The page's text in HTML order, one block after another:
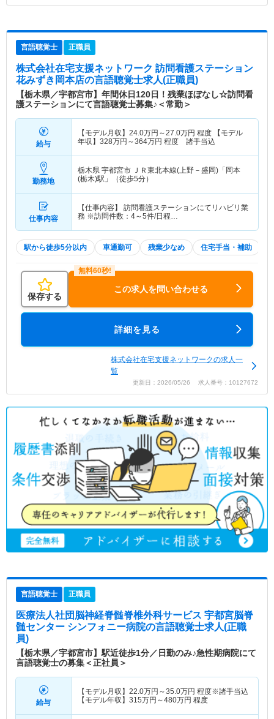
言語聴覚士 正職員
株式会社在宅支援ネットワーク 訪問看護ステーション
花みずき岡本店の言語聴覚士求人(正職員)
【栃木県／宇都宮市】年間休日120日！残業ほぼなし☆訪問看
護ステーションにて言語聴覚士募集♪＜常勤＞
給与
【モデル月収】 24.0万円～27.0万円 程度 【モデル
年収】 328万円～364万円 程度 諸手当込
勤務地
栃木県 宇都宮市 ＪＲ東北本線(上野－盛岡)「岡本
(栃木)駅」（徒歩5分）
仕事内容
【仕事内容】 訪問看護ステーションにてリハビリ業
務 ※訪問件数：4～5件/日程…
駅から徒歩5分以内 車通勤可 残業少なめ 住宅手当・補助
保存する
この求人を問い合わせる
詳細を見る
株式会社在宅支援ネットワークの求人一
覧
更新日：2026/05/26 求人番号：10127672
言語聴覚士 正職員
医療法人社団脳神経脊髄脊椎外科サービス 宇都宮脳脊
髄センター シンフォニー病院の言語聴覚士求人(正職
員)
【栃木県／宇都宮市】駅近徒歩1分／日勤のみ♪急性期病院にて
言語聴覚士の募集＜正社員＞
給与
【モデル月収】 22.0万円～35.0万円 程度※諸手当込
【モデル年収】 315万円～480万円 程度